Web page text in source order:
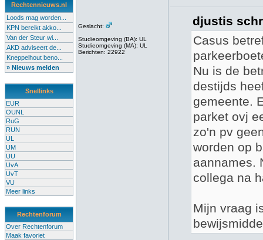
Rechtennieuws.nl
Loods mag worden...
KPN bereikt akko...
Van der Steur wi...
AKD adviseert de...
Kneppelhout beno...
» Nieuws melden
Snellinks
EUR
OUNL
RuG
RUN
UL
UM
UU
UvA
UvT
VU
Meer links
Rechtenforum
Over Rechtenforum
Maak favoriet
Geslacht:
Studieomgeving (BA): UL
Studieomgeving (MA): UL
Berichten: 22922
djustis
Casus
Nu is de
destijds
gemeente.
parket ovj
zo'n pv
worden op
aannames.
collega na
Mijn vraag